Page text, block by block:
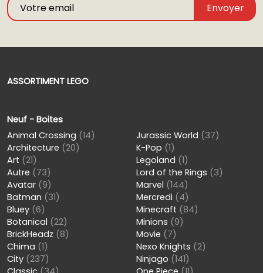
Envoyer
ASSORTIMENT LEGO
Neuf - Boites
Animal Crossing (14)
Architecture (20)
Art (21)
Autre (73)
Avatar (9)
Batman (31)
Bluey (6)
Botanical (22)
BrickHeadz (8)
Chima (1)
City (237)
Jurassic World (37)
K-Pop (1)
Legoland (1)
Lord of the Rings (3)
Marvel (144)
Mercredi (4)
Minecraft (84)
Minions (9)
Movie (7)
Nexo Knights (2)
Ninjago (141)